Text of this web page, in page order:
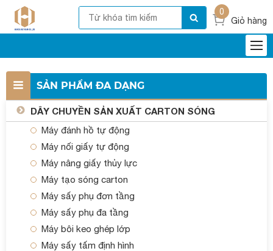
0
Giỏ hàng
SẢN PHẨM ĐA DẠNG
DÂY CHUYỀN SẢN XUẤT CARTON SÓNG
Máy đánh hồ tự động
Máy nối giấy tự động
Máy nâng giấy thủy lực
Máy tạo sóng carton
Máy sấy phụ đơn tầng
Máy sấy phụ đa tầng
Máy bôi keo ghép lớp
Máy sấy tấm định hình